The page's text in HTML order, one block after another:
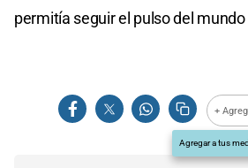
permitía seguir el pulso del
+
Agregar a tus